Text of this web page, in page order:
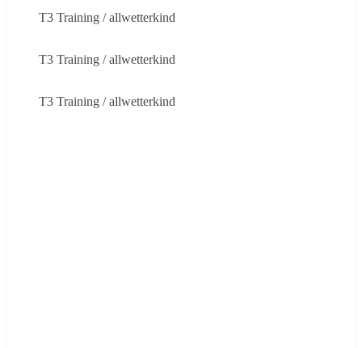
T3 Training / allwetterkind
T3 Training / allwetterkind
T3 Training / allwetterkind